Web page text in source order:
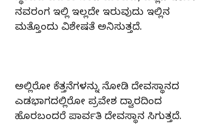
ನವರಂಗ ಇಲ್ಲಿ ಇಲ್ಲದೇ ಇರುವುದು ಇಲ್ಲಿನ
ಮತ್ತೊಂದು ವಿಶೇಷತೆ ಅನಿಸುತ್ತದೆ.
ಅಲ್ಲಿರೋ ಕೆತ್ತನೆಗಳನ್ನು ನೋಡಿ ದೇವಸ್ಥಾನದ
ಎಡಭಾಗದಲ್ಲಿರೋ ಪ್ರವೇಶ ದ್ವಾರದಿಂದ
ಹೊರಬಂದರೆ ಪಾರ್ವತಿ ದೇವಸ್ಥಾನ ಸಿಗುತ್ತದೆ.